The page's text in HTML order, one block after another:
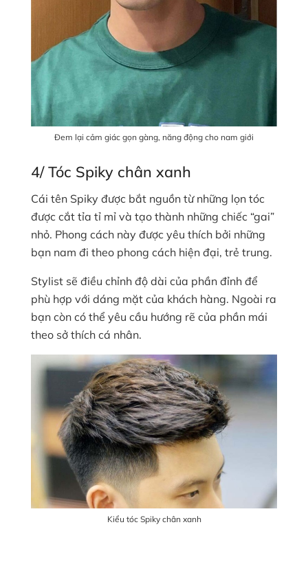
Đem lại cảm giác gọn gàng, năng động cho nam giới
4/ Tóc Spiky chân xanh
Cái tên Spiky được bắt nguồn từ những lọn tóc
được cắt tỉa tỉ mỉ và tạo thành những chiếc “gai”
nhỏ. Phong cách này được yêu thích bởi những
bạn nam đi theo phong cách hiện đại, trẻ trung.
Stylist sẽ điều chỉnh độ dài của phần đỉnh để
phù hợp với dáng mặt của khách hàng. Ngoài ra
bạn còn có thể yêu cầu hướng rẽ của phần mái
theo sở thích cá nhân.
Kiểu tóc Spiky chân xanh